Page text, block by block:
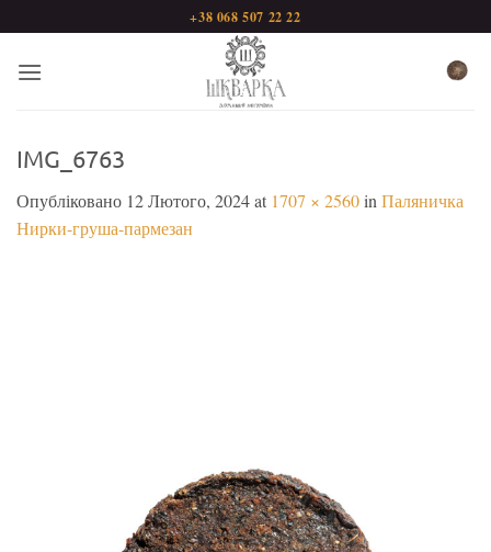
+38 068 507 22 22
IMG_6763
Опубліковано 12 Лютого, 2024at 1707 × 2560in Паляничка
Нирки-груша-пармезан